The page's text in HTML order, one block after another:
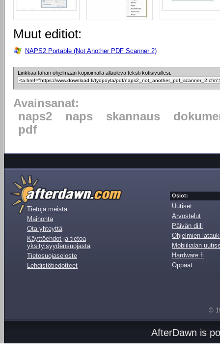
Muut editiot:
NAPS2 Portable (Not Another PDF Scanner 2)
Linkkaa tähän ohjelmaan kopioimalla allaoleva teksti kotisivuillesi:
Avainsanat:
naps2
naps skannaus
pdf
Tietoja meistä
Mainonta
Ota yhteyttä
Käyttöehdot ja tietoa
yksityisyydensuojasta
Tietosuojaseloste
Lehdistötiedotteet
Osiot:
Uutiset
Arvostelut
Päivän diili
Ohjelmien
Mobiilialan
Hardware.fi
Oppaat
©
AfterDawn is